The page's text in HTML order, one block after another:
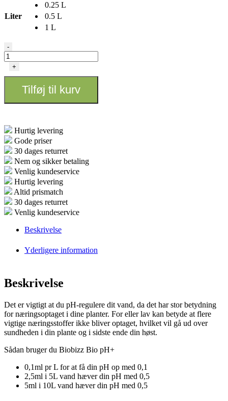
Liter
0.25 L
0.5 L
1 L
Biobizz
Bio
PH+
-
+
Tilføj til kurv
Hurtig levering
Gode priser
30 dages returret
Nem og sikker betaling
Venlig kundeservice
Hurtig levering
Altid prismatch
30 dages returret
Venlig kundeservice
Beskrivelse
Yderligere information
Beskrivelse
Det er vigtigt at du pH-regulere dit vand, da det har stor betydning
for næringsoptaget i dine planter. For eller lav kan betyde at flere
vigtige næringsstoffer ikke bliver optaget, hvilket vil gå ud over
sundheden i din plante og i sidste ende din høst.
Sådan bruger du Biobizz Bio pH+
0,1ml pr L for at få din pH op med 0,1
2,5ml i 5L vand hæver din pH med 0,5
5ml i 10L vand hæver din pH med 0,5